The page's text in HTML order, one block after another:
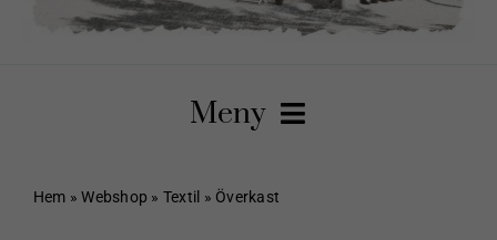
Meny
Hem
Hem »Webshop » Textil » Överkast